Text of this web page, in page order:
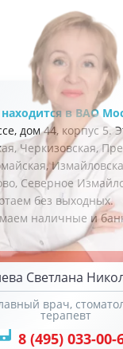
Светлана
врач,
терапевт
в ВАО
дом 44, корпус 5.
Черкизовская,
Северное
без выходных.
наличные и
ЗАПИСАТЬСЯ
Или позвоните
8 (495) 033-00-